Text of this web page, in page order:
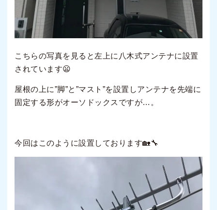
こちらの写真を見ると左上に八木式アンテナに設置
されています😦
屋根の上に”脚”と”マスト”を設置しアンテナを先端に
固定する形がオーソドックスですが…。
今回はこのように設置しております🏡🔧